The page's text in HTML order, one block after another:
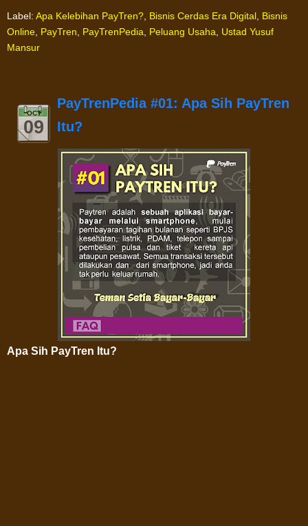
Label: Apa Kelebihan PayTren?, Bisnis Cerdas Era Digital, Bisnis
Online, PayTren, PayTrenPedia, Peluang Usaha, Ustad Yusuf
Mansur
OCT
09
PayTrenPedia #01: Apa Sih PayTren
Itu?
Apa Sih PayTren Itu?